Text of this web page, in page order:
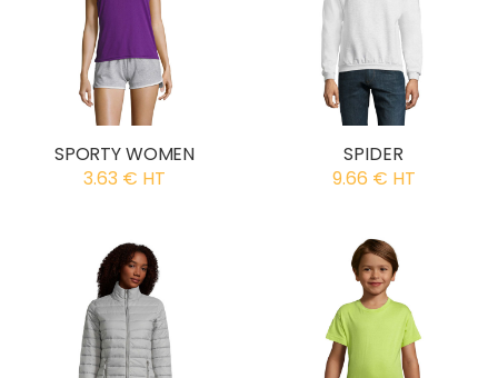
SPORTY WOMEN
3.63 € HT
SPIDER
9.66 € HT